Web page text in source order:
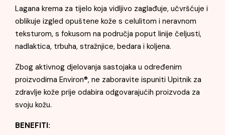
Lagana krema za tijelo koja vidljivo zaglađuje, učvršćuje i
oblikuje izgled opuštene kože s celulitom i neravnom
teksturom, s fokusom na područja poput linije čeljusti,
nadlaktica, trbuha, stražnjice, bedara i koljena.
Zbog aktivnog djelovanja sastojaka u određenim
proizvodima Environ®, ne zaboravite ispuniti Upitnik za
zdravlje kože prije odabira odgovarajućih proizvoda za
svoju kožu.
BENEFITI: